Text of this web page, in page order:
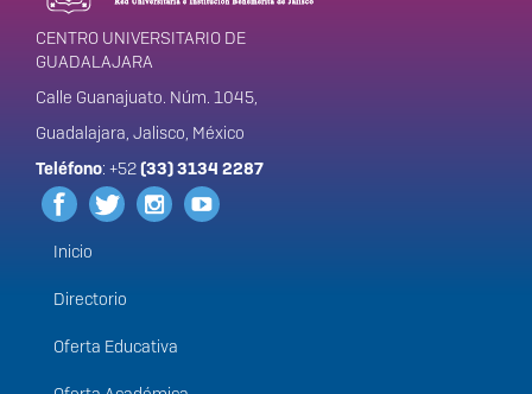
CENTRO UNIVERSITARIO DE
GUADALAJARA
Calle Guanajuato. Núm. 1045,
Guadalajara, Jalisco, México
Teléfono: +52(33) 3134 2287
Menú
principal
Inicio
Directorio
Oferta Educativa